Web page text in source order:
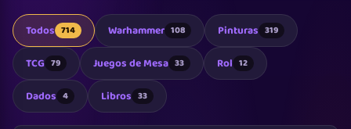
Todos 714 Warhammer 108 Pinturas 319
TCG 79 Juegos de Mesa 33 Rol 12
Dados 4 Libros 33